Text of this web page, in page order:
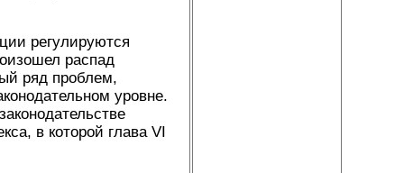
регулируются
распад
ряд проблем,
уровне.
в которой глава VI